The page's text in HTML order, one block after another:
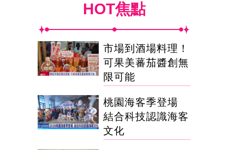
HOT焦點
市場到酒場料理！
可果美蕃茄醬創無
限可能
桃園海客季登場
結合科技認識海客
文化